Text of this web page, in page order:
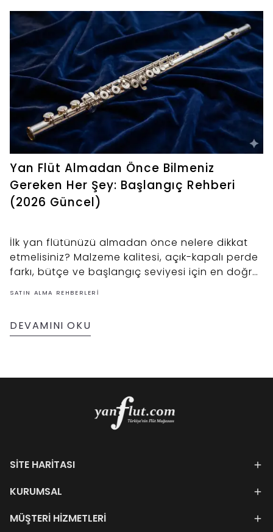
Yan Flüt Almadan Önce Bilmeniz
Gereken Her Şey: Başlangıç Rehberi
(2026 Güncel)
İlk yan flütünüzü almadan önce nelere dikkat
etmelisiniz? Malzeme kalitesi, açık-kapalı perde
farkı, bütçe ve başlangıç seviyesi için en doğru
seçim ipuçlarını bu rehberde derledik.
SATIN ALMA REHBERLERI
DEVAMINI OKU
SİTE HARİTASI
KURUMSAL
MÜŞTERİ HİZMETLERİ